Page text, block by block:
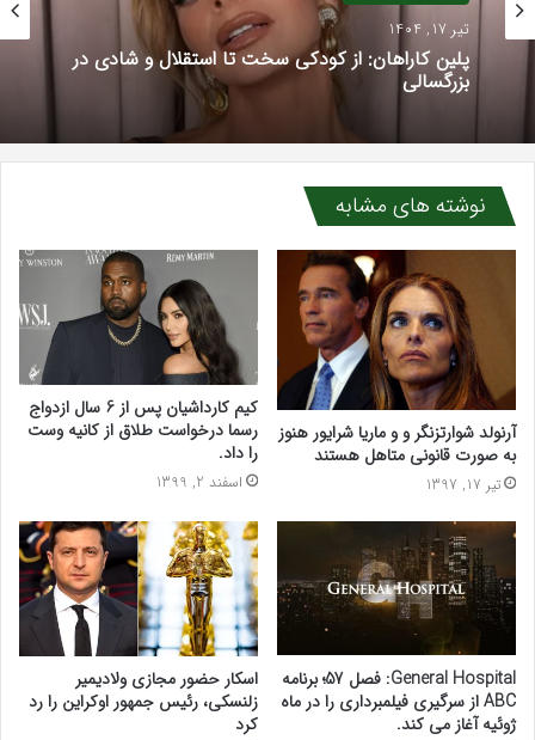
تیر 17, 1404
پلین کاراهان: از کودکی سخت تا استقلال و شادی در
بزرگسالی
نوشته های مشابه
آرنولد شوارتزنگر و و ماریا شرایور هنوز
به صورت قانونی متاهل هستند
تیر 17, 1397
کیم کارداشیان پس از 6 سال ازدواج
رسما درخواست طلاق از کانیه وست
را داد.
اسفند 2, 1399
General Hospital: فصل 57؛ برنامه
ABC از سرگیری فیلمبرداری را در ماه
ژوئیه آغاز می کند.
اسکار حضور مجازی ولادیمیر
زلنسکی، رئیس جمهور اوکراین را رد
کرد